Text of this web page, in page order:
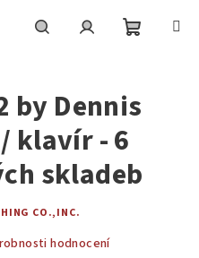
košík
by Dennis
klavír - 6
skladeb
CO.,INC.
hodnocení